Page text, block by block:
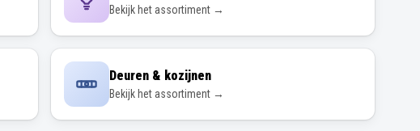
Bekijk het assortiment →
Deuren & kozijnen
Bekijk het assortiment →